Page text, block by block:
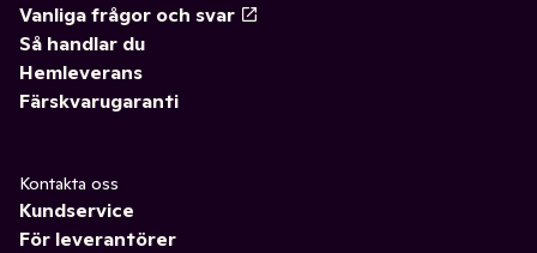
Vanliga frågor och svar
Så handlar du
Hemleverans
Färskvarugaranti
Kontakta oss
Kundservice
För leverantörer